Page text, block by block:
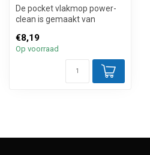
De pocket vlakmop power-
clean is gemaakt van
filamenten va...
€8,19
Op voorraad